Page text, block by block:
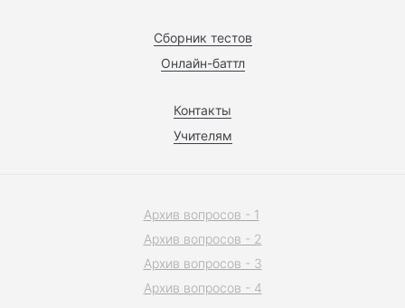
Сборник тестов
Онлайн-баттл
Контакты
Учителям
Архив вопросов - 1
Архив вопросов - 2
Архив вопросов - 3
Архив вопросов - 4